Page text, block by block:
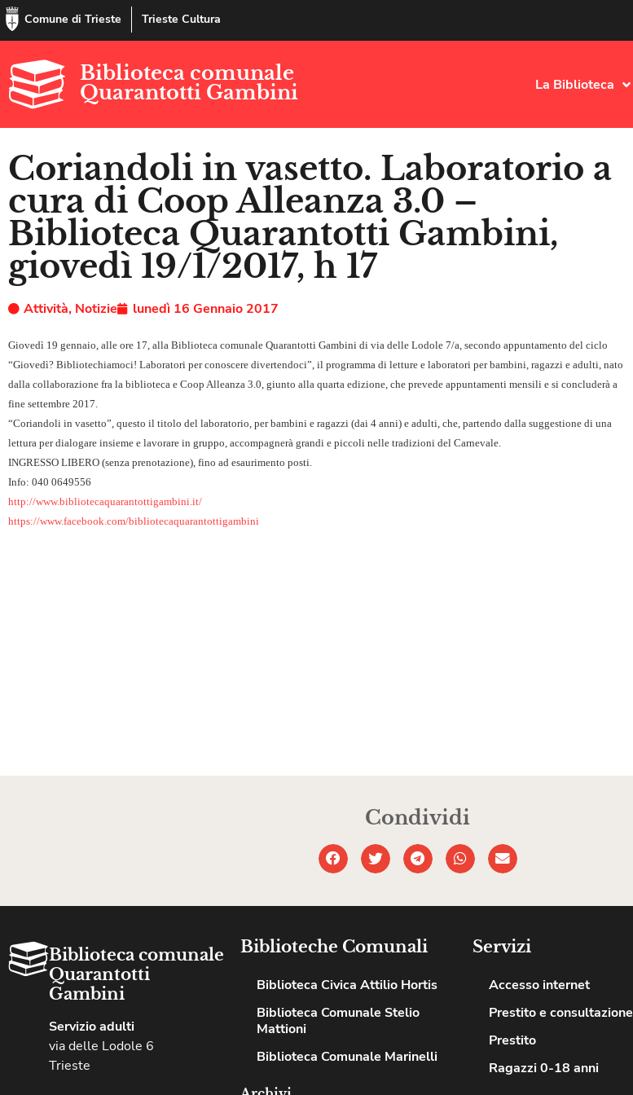
Comune di Trieste Trieste Cultura
Biblioteca comunale
Quarantotti Gambini
La Biblioteca
Coriandoli in vasetto. Laboratorio a
cura di Coop Alleanza 3.0 –
Biblioteca Quarantotti Gambini,
giovedì 19/1/2017, h 17
Attività, Notizie lunedì 16 Gennaio 2017
Giovedì 19 gennaio, alle ore 17, alla Biblioteca comunale Quarantotti Gambini di via delle Lodole 7/a, secondo appuntamento del ciclo
“Giovedì? Bibliotechiamoci! Laboratori per conoscere divertendoci”, il programma di letture e laboratori per bambini, ragazzi e adulti, nato
dalla collaborazione fra la biblioteca e Coop Alleanza 3.0, giunto alla quarta edizione, che prevede appuntamenti mensili e si concluderà a
fine settembre 2017.
“Coriandoli in vasetto”, questo il titolo del laboratorio, per bambini e ragazzi (dai 4 anni) e adulti, che, partendo dalla suggestione di una
lettura per dialogare insieme e lavorare in gruppo, accompagnerà grandi e piccoli nelle tradizioni del Carnevale.
INGRESSO LIBERO (senza prenotazione), fino ad esaurimento posti.
Info: 040 0649556
http://www.bibliotecaquarantottigambini.it/
https://www.facebook.com/bibliotecaquarantottigambini
Condividi
Biblioteca comunale
Quarantotti
Gambini
Servizio adulti
via delle Lodole 6
Trieste
Biblioteche Comunali
Biblioteca Civica Attilio Hortis
Biblioteca Comunale Stelio
Mattioni
Biblioteca Comunale Marinelli
Servizi
Accesso internet
Prestito e consultazione
Prestito
Ragazzi 0-18 anni